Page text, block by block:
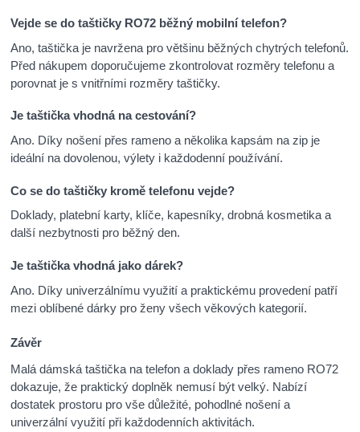
Vejde se do taštičky RO72 běžný mobilní telefon?
Ano, taštička je navržena pro většinu běžných chytrých telefonů.
Před nákupem doporučujeme zkontrolovat rozměry telefonu a
porovnat je s vnitřními rozměry taštičky.
Je taštička vhodná na cestování?
Ano. Díky nošení přes rameno a několika kapsám na zip je
ideální na dovolenou, výlety i každodenní používání.
Co se do taštičky kromě telefonu vejde?
Doklady, platební karty, klíče, kapesníky, drobná kosmetika a
další nezbytnosti pro běžný den.
Je taštička vhodná jako dárek?
Ano. Díky univerzálnímu využití a praktickému provedení patří
mezi oblíbené dárky pro ženy všech věkových kategorií.
Závěr
Malá dámská taštička na telefon a doklady přes rameno RO72
dokazuje, že praktický doplněk nemusí být velký. Nabízí
dostatek prostoru pro vše důležité, pohodlné nošení a
univerzální využití při každodenních aktivitách.